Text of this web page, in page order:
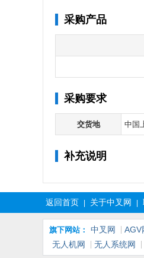
采购产品
采购要求
交货地 中国
补充说明
返回首页 关于中叉网
旗下网站： 中叉网 AGV
无人机网
无人系统网